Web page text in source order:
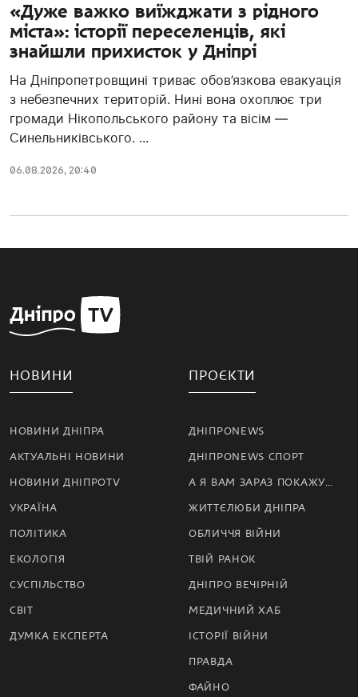
«Дуже важко виїжджати з рідного
міста»: історії переселенців, які
знайшли прихисток у Дніпрі
На Дніпропетровщині триває обов’язкова евакуація
з небезпечних територій. Нині вона охоплює три
громади Нікопольського району та вісім —
Синельниківського. ...
06.08.2026, 20:40
НОВИНИ
НОВИНИ ДНІПРА
АКТУАЛЬНІ НОВИНИ
НОВИНИ ДНІПРОTV
УКРАЇНА
ПОЛІТИКА
ЕКОЛОГІЯ
СУСПІЛЬСТВО
СВІТ
ДУМКА ЕКСПЕРТА
ПРОЄКТИ
ДНІПРОNEWS
ДНІПРОNEWS СПОРТ
А Я ВАМ ЗАРАЗ ПОКАЖУ…
ЖИТТЄЛЮБИ ДНІПРА
ОБЛИЧЧЯ ВІЙНИ
ТВІЙ РАНОК
ДНІПРО ВЕЧІРНІЙ
МЕДИЧНИЙ ХАБ
ІСТОРІЇ ВІЙНИ
ПРАВДА
ФАЙНО